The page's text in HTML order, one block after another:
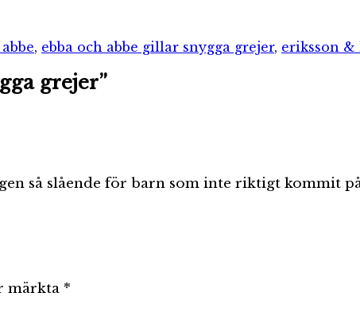
, ebba och abbe gillar snygga grejer, eriksson
grejer”
så slående för barn som inte riktigt kommit
märkta *